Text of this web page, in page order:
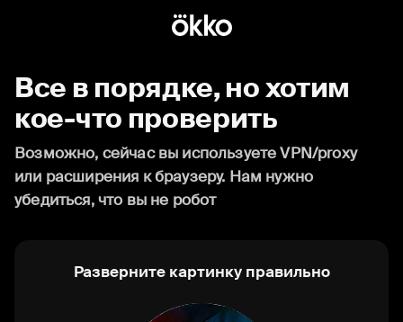
Все в порядке, но хотим
кое-что проверить
Возможно, сейчас вы используете VPN/proxy
или расширения к браузеру. Нам нужно
убедиться, что вы не робот
Разверните картинку правильно